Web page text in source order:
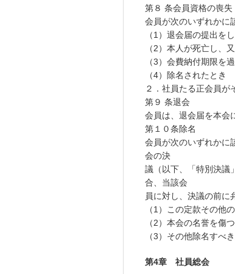
第８ 条会員資格の喪失
会員が次のいずれかに
（1）退会届の提出を
（2）本人が死亡し、
（3）会費納付期限を
（4）除名されたとき
２．社員たる正会員が
第９ 条退会
会員は、退会届を本会
第１０条除名
会員が次のいずれかに
会の決
議（以下、「特別決議
合、当該会
員に対し、決議の前に
（1）この定款その他
（2）本会の名誉を傷
（3）その他除名すべ
第4章 社員総会